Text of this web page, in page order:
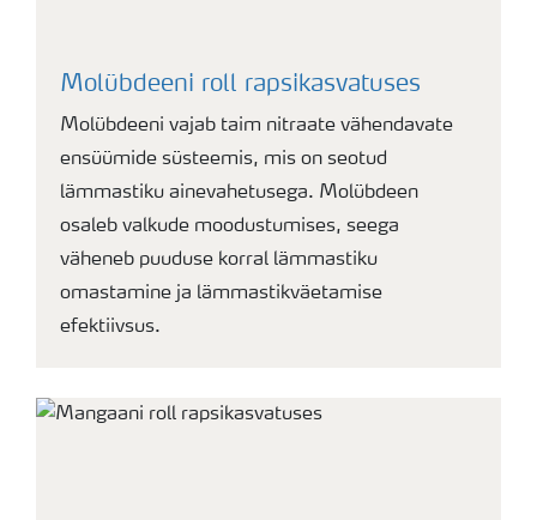
Molübdeeni roll rapsikasvatuses
Molübdeeni vajab taim nitraate vähendavate
ensüümide süsteemis, mis on seotud
lämmastiku ainevahetusega. Molübdeen
osaleb valkude moodustumises, seega
väheneb puuduse korral lämmastiku
omastamine ja lämmastikväetamise
efektiivsus.